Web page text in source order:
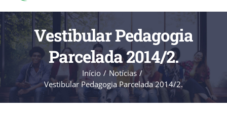
Vestibular Pedagogia
Parcelada 2014/2.
Início
Notícias
Vestibular Pedagogia Parcelada 2014/2.